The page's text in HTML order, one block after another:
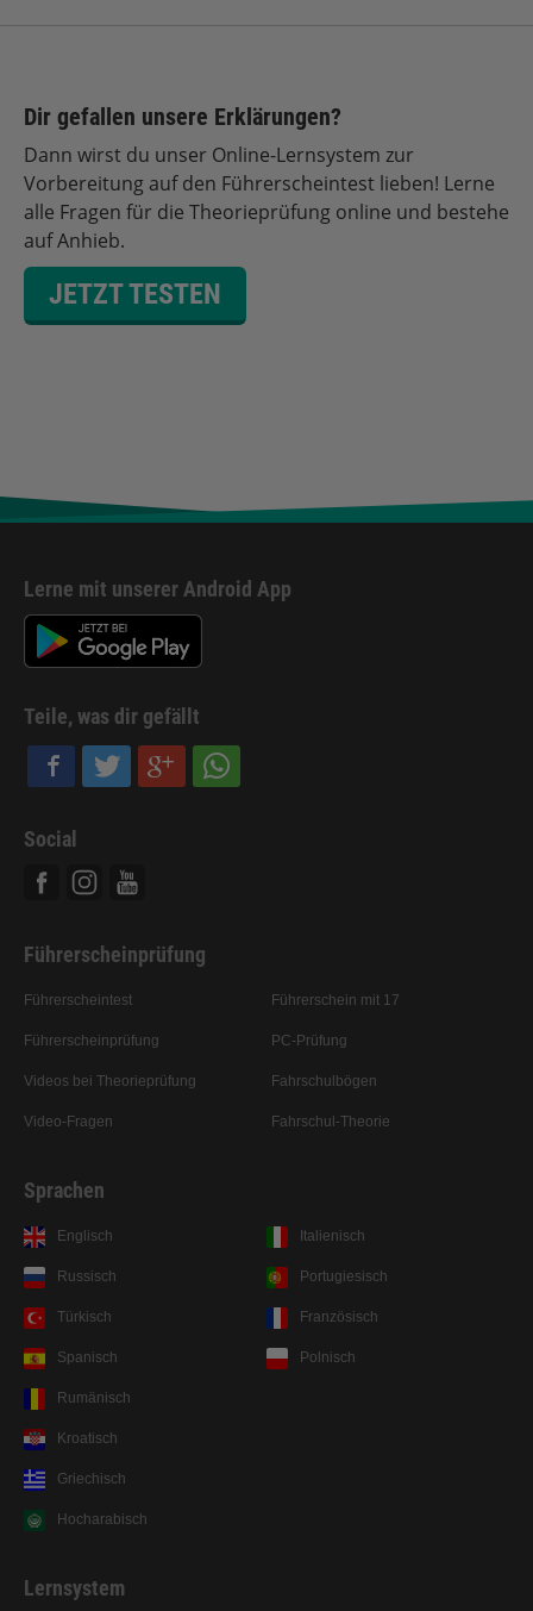
Dir gefallen unsere Erklärungen?
Dann wirst du unser Online-Lernsystem zur
Vorbereitung auf den Führerscheintest lieben! Lerne
alle Fragen für die Theorieprüfung online und bestehe
auf Anhieb.
JETZT TESTEN
Prüfungsreif auf der Überholspur: Die
Lerne mit unserer Android App
Teile, was dir gefällt
Social
Führerscheinprüfung
Führerscheintest
Führerscheinprüfung
Videos bei Theorieprüfung
Video-Fragen
Führerschein mit 17
PC-Prüfung
Fahrschulbögen
Fahrschul-Theorie
Sprachen
Englisch
Russisch
Türkisch
Spanisch
Italienisch
Portugiesisch
Französisch
Polnisch
Rumänisch
Kroatisch
Griechisch
Hocharabisch
Lernsystem